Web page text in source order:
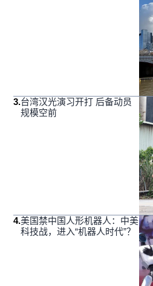
3.台湾汉光演习开打 后备动员
规模空前
4.美国禁中国人形机器人：中美
科技战，进入“机器人时代”？